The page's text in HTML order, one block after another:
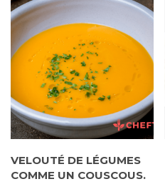
VELOUTÉ DE LÉGUMES
COMME UN COUSCOUS.